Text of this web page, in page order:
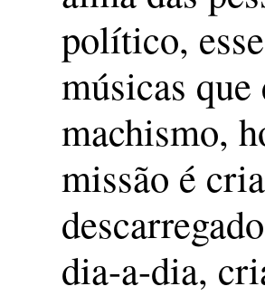
político,
músicas
machismo,
missão é
dia-a-dia,